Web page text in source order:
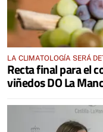
LA CLIMATOLOGÍA SERÁ
VENDIMIA QUE SE PREVÉ
Recta final para el
viñedos DO La